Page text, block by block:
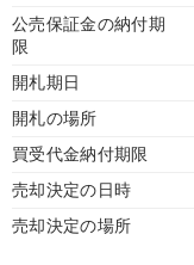
公売保証金の納付期
限
開札期日
開札の場所
買受代金納付期限
売却決定の日時
売却決定の場所